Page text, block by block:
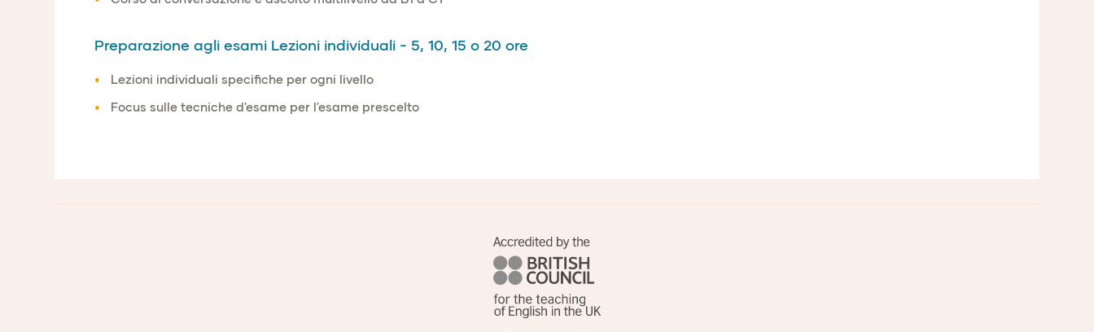
Preparazione agli esami Lezioni individuali - 5, 10, 15 o 20 ore
Lezioni individuali specifiche per ogni livello
Focus sulle tecniche d'esame per l'esame prescelto